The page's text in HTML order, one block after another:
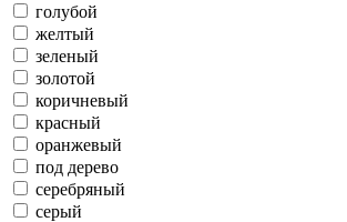
голубой
желтый
зеленый
золотой
коричневый
красный
оранжевый
под дерево
серебряный
серый